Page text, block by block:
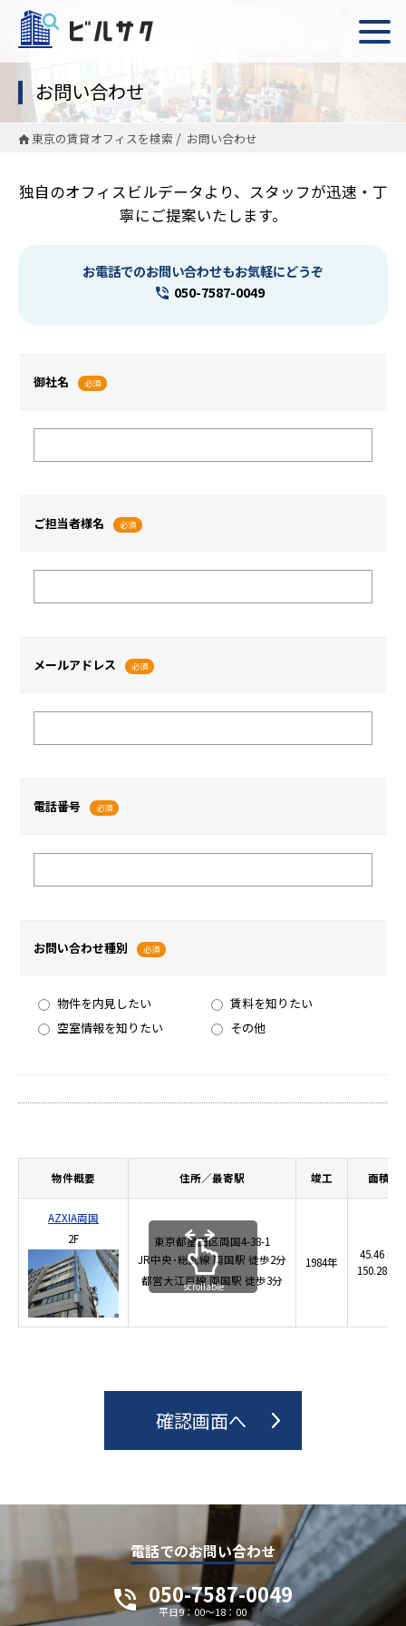
お問い合わせ
東京の賃貸オフィスを検索 お問い合わせ
独自のオフィスビルデータより、スタッフが迅速・丁
寧にご提案いたします。
お電話でのお問い合わせもお気軽にどうぞ
050-7587-0049
御社名 必須
ご担当者様名 必須
メールアドレス 必須
電話番号 必須
お問い合わせ種別 必須
物件を内見したい
賃料を知りたい
空室情報を知りたい
その他
物件概要 住所／最寄駅 竣工 面積
AZXIA両国
2F
東京都墨田区両国4-38-1
JR中央･総武線 両国駅 徒歩2分
都営大江戸線 両国駅 徒歩3分
1984年
45.46 坪
150.28 ㎡
scrollable
電話でのお問い合わせ
050-7587-0049
平日9：00～18：00